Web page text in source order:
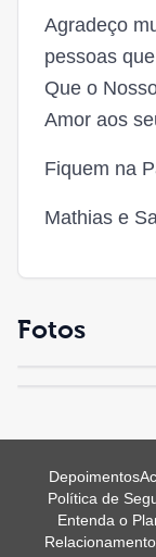
Agradeço
pessoas
Que o
Amor aos
Fiquem na
Mathias e
Fotos
Depoimentos
Política de
Entenda o